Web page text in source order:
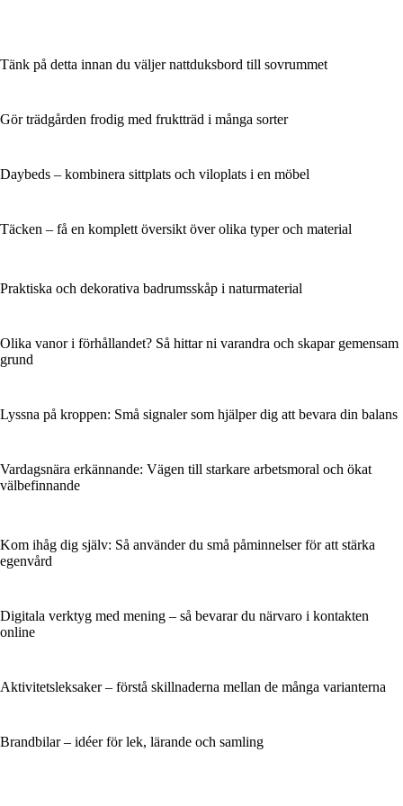
Tänk på detta innan du väljer nattduksbord till sovrummet
Gör trädgården frodig med fruktträd i många sorter
Daybeds – kombinera sittplats och viloplats i en möbel
Täcken – få en komplett översikt över olika typer och material
Praktiska och dekorativa badrumsskåp i naturmaterial
Olika vanor i förhållandet? Så hittar ni varandra och skapar gemensam
grund
Lyssna på kroppen: Små signaler som hjälper dig att bevara din balans
Vardagsnära erkännande: Vägen till starkare arbetsmoral och ökat
välbefinnande
Kom ihåg dig själv: Så använder du små påminnelser för att stärka
egenvård
Digitala verktyg med mening – så bevarar du närvaro i kontakten
online
Aktivitetsleksaker – förstå skillnaderna mellan de många varianterna
Brandbilar – idéer för lek, lärande och samling